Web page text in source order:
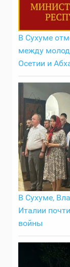
В Сухуме
между
Осетии и
В Сухуме,
Италии
войны